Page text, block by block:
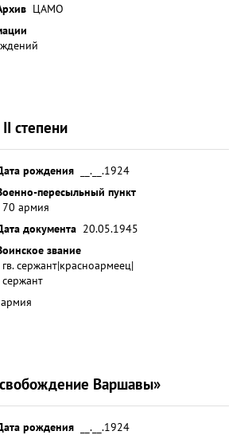
ЦАМО
степени
рождения
__.__.1924
пересыльный пункт
70 армия
документа 20.05.1945
звание
гв. сержант|красноармеец|
сержант
Варшавы»
рождения
__.__.1924